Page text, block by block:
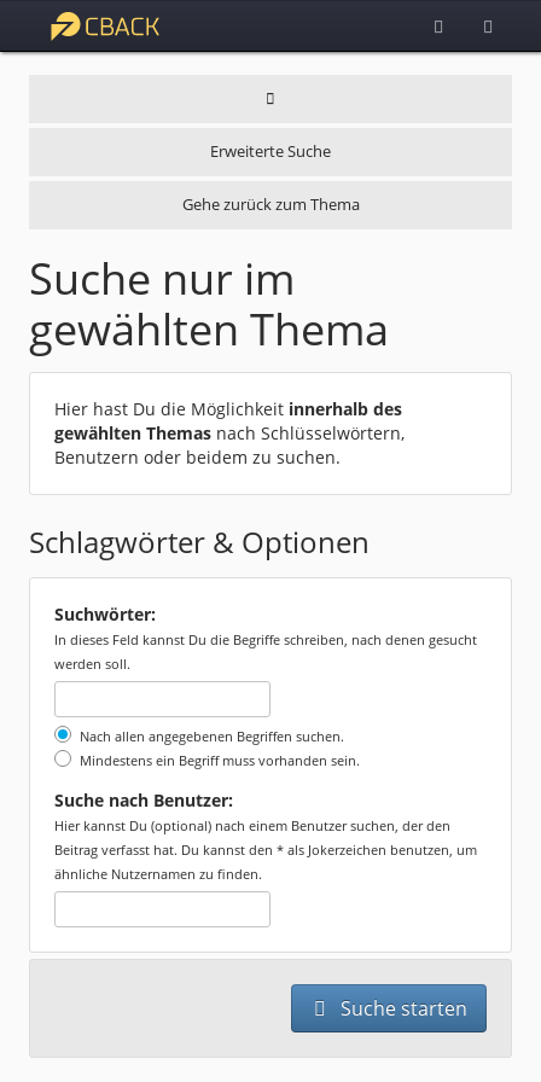
Erweiterte Suche
Gehe zurück zum Thema
Suche nur im
gewählten Thema
Hier hast Du die Möglichkeit innerhalb des
gewählten Themas nach Schlüsselwörtern,
Benutzern oder beidem zu suchen.
Schlagwörter & Optionen
Suchwörter:
In dieses Feld kannst Du die Begriffe schreiben, nach denen gesucht
werden soll.
Nach allen angegebenen Begriffen suchen.
Mindestens ein Begriff muss vorhanden sein.
Suche nach Benutzer:
Hier kannst Du (optional) nach einem Benutzer suchen, der den
Beitrag verfasst hat. Du kannst den * als Jokerzeichen benutzen, um
ähnliche Nutzernamen zu finden.
Suche starten